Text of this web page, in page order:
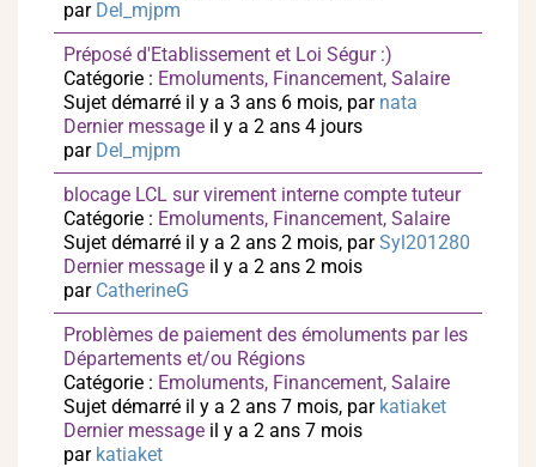
par Del_mjpm
Préposé d'Etablissement et Loi Ségur :)
Catégorie : Emoluments, Financement, Salaire
Sujet démarré il y a 3 ans 6 mois, par nata
Dernier message il y a 2 ans 4 jours
par Del_mjpm
blocage LCL sur virement interne compte tuteur
Catégorie : Emoluments, Financement, Salaire
Sujet démarré il y a 2 ans 2 mois, parSyl201280
Dernier message il y a 2 ans 2 mois
par CatherineG
Problèmes de paiement des émoluments par les
Départements et/ou Régions
Catégorie : Emoluments, Financement, Salaire
Sujet démarré il y a 2 ans 7 mois, par katiaket
Dernier message il y a 2 ans 7 mois
par katiaket